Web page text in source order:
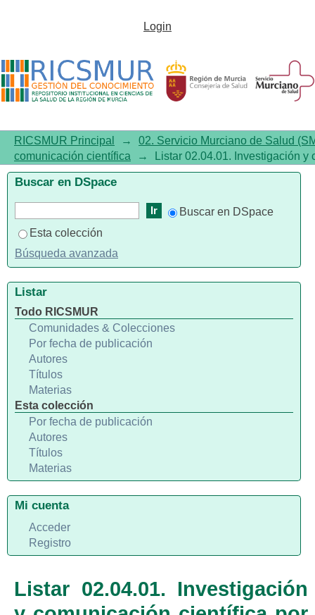
Listar 02.04.01. Investigación y
autor
Login
RICSMUR Principal →
02. Servicio Murciano de Salud
comunicación científica
→ Listar 02.04.01. Investigación
Listar 02.04.01. Investigación
Buscar en DSpace
Buscar en DSpace
Esta colección
Búsqueda avanzada
Listar
Todo RICSMUR
Comunidades & Colecciones
Por fecha de publicación
Autores
Títulos
Materias
Esta colección
Por fecha de publicación
Autores
Títulos
Materias
Mi cuenta
Acceder
Registro